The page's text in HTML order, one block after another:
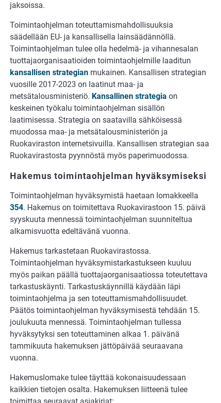
jaksoissa.
Toimintaohjelman toteuttamismahdollisuuksia
säädellään EU- ja kansallisella lainsäädännöllä.
Toimintaohjelman tulee olla hedelmä- ja vihannesalan
tuottajaorganisaatioiden toimintaohjelmille laaditun
kansallisen strategian mukainen. Kansallisen strategian
vuosille 2017-2023 on laatinut maa- ja
metsätalousministeriö. Kansallinen strategia on
keskeinen työkalu toimintaohjelman sisällön
laatimisessa. Strategia on saatavilla sähköisessä
muodossa maa- ja metsätalousministeriön ja
Ruokaviraston internetsivuilla. Kansallisen strategian saa
Ruokavirastosta pyynnöstä myös paperimuodossa.
Hakemus toimintaohjelman hyväksymiseksi
Toimintaohjelman hyväksymistä haetaan lomakkeella
354. Hakemus on toimitettava Ruokavirastoon 15. päivä
syyskuuta mennessä toimintaohjelman suunniteltua
alkamisvuotta edeltävänä vuonna.
Hakemus tarkastetaan Ruokavirastossa.
Toimintaohjelman hyväksymistarkastukseen kuuluu
myös paikan päällä tuottajaorganisaatiossa toteutettava
tarkastuskäynti. Tarkastuskäynnillä käydään läpi
toimintaohjelma ja sen toteuttamismahdollisuudet.
Päätös toimintaohjelman hyväksymisestä tehdään 15.
joulukuuta mennessä. Toimintaohjelman tullessa
hyväksytyksi sen toteuttaminen alkaa 1. päivänä
tammikuuta hakemuksen jättöpäivää seuraavana
vuonna.
Hakemuslomake tulee täyttää kokonaisuudessaan
kaikkien tietojen osalta. Hakemuksen liitteenä tulee